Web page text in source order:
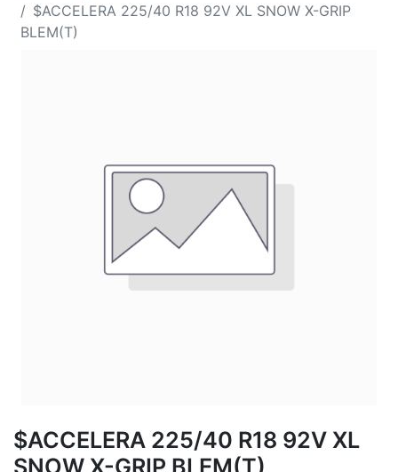
$ACCELERA 225/40 R18 92V XL SNOW X-GRIP
BLEM(T)
$ACCELERA 225/40 R18 92V XL
SNOW X-GRIP BLEM(T)